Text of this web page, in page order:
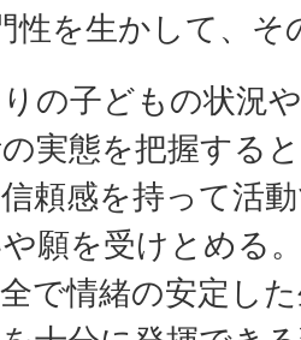
性を生かして、そ
の子どもの状況
実態を把握する
頼感を持って活
願を受けとめる
で情緒の安定し